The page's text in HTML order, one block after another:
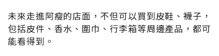
未來走進阿瘦的店面，不但可以買到皮鞋、襪子，
包括皮件、香水、圍巾、行李箱等周邊產品，都可
能看得到。